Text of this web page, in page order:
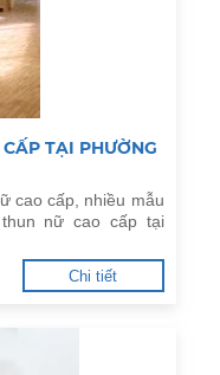
TẠI PHƯỜNG
cao cấp, nhiều mẫu
nữ cao cấp tại
Chi tiết